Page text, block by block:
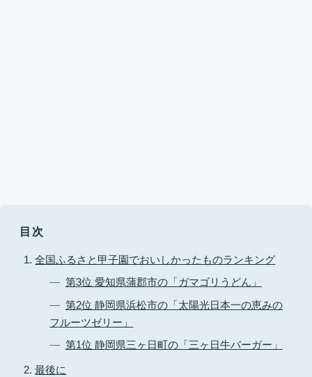
目次
全国ふるさと甲子園でおいしかったものランキング
第3位 愛知県蒲郡市の「ガマゴリうどん」
第2位 静岡県浜松市の「太陽光日本一の恵みの
フルーツゼリー」
第1位 静岡県三ヶ日町の「三ヶ日牛バーガー」
最後に